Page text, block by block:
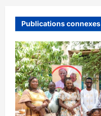
Publications connexes